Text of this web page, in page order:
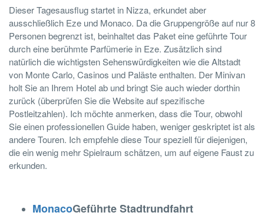
Dieser Tagesausflug startet in Nizza, erkundet aber
ausschließlich Eze und Monaco. Da die Gruppengröße auf nur 8
Personen begrenzt ist, beinhaltet das Paket eine geführte Tour
durch eine berühmte Parfümerie in Eze. Zusätzlich sind
natürlich die wichtigsten Sehenswürdigkeiten wie die Altstadt
von Monte Carlo, Casinos und Paläste enthalten. Der Minivan
holt Sie an Ihrem Hotel ab und bringt Sie auch wieder dorthin
zurück (überprüfen Sie die Website auf spezifische
Postleitzahlen). Ich möchte anmerken, dass die Tour, obwohl
Sie einen professionellen Guide haben, weniger geskriptet ist als
andere Touren. Ich empfehle diese Tour speziell für diejenigen,
die ein wenig mehr Spielraum schätzen, um auf eigene Faust zu
erkunden.
MonacoGeführte Stadtrundfahrt